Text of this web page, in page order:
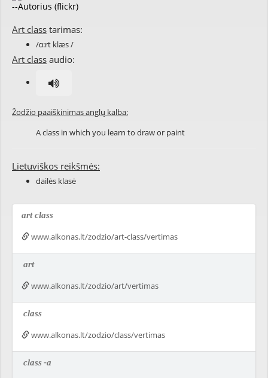
--Autorius (flickr)
Art class tarimas:
/ɑ:rt klæs /
Art class audio:
Žodžio paaiškinimas anglų kalba:
A class in which you learn to draw or paint
Lietuviškos reikšmės:
dailės klasė
art class
www.alkonas.lt/zodzio/art-class/vertimas
art
www.alkonas.lt/zodzio/art/vertimas
class
www.alkonas.lt/zodzio/class/vertimas
class-a